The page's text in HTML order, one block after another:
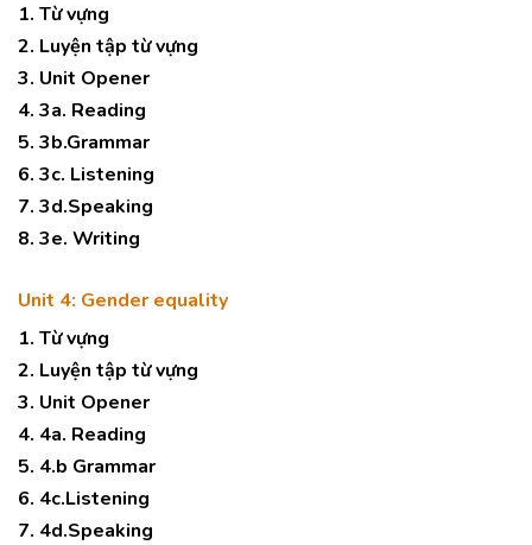
1. Từ vựng
2. Luyện tập từ vựng
3. Unit Opener
4. 3a. Reading
5. 3b.Grammar
6. 3c. Listening
7. 3d.Speaking
8. 3e. Writing
Unit 4: Gender equality
1. Từ vựng
2. Luyện tập từ vựng
3. Unit Opener
4. 4a. Reading
5. 4.b Grammar
6. 4c.Listening
7. 4d.Speaking